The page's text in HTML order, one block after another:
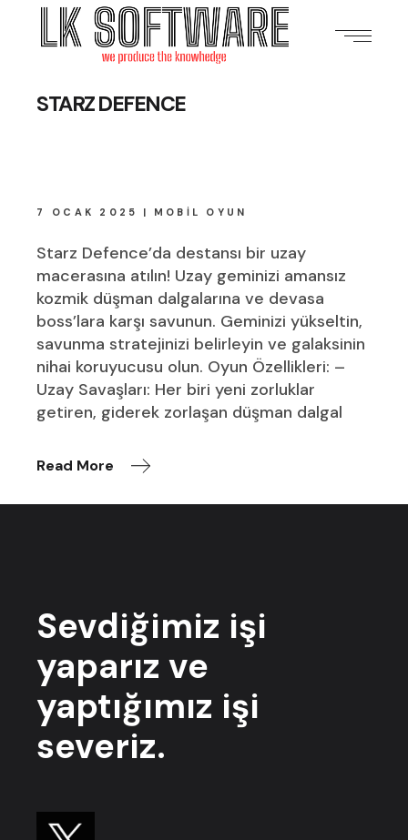
STARZ DEFENCE
7 OCAK 2025 MOBIL OYUN
Starz Defence’da destansı bir uzay
macerasına atılın! Uzay geminizi amansız
kozmik düşman dalgalarına ve devasa
boss’lara karşı savunun. Geminizi yükseltin,
savunma stratejinizi belirleyin ve galaksinin
nihai koruyucusu olun. Oyun Özellikleri: –
Uzay Savaşları: Her biri yeni zorluklar
getiren, giderek zorlaşan düşman dalgal
Read More
Sevdiğimiz işi
yaparız ve
yaptığımız işi
severiz.